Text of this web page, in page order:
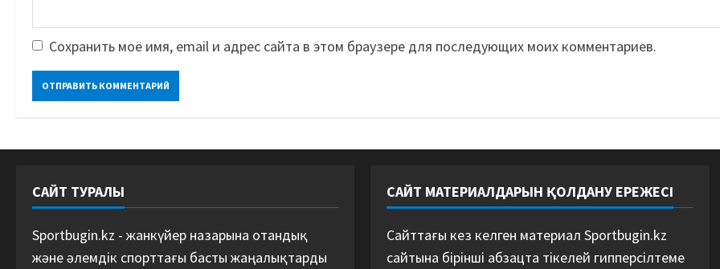
Сохранить моё имя, email и адрес сайта в этом браузере для последующих моих комментариев.
САЙТ ТУРАЛЫ
Sportbugin.kz - жанкүйер назарына отандық
және әлемдік спорттағы басты жаңалықтарды
САЙТ МАТЕРИАЛДАРЫН ҚОЛДАНУ ЕРЕЖЕСІ
Сайттағы кез келген материал Sportbugin.kz
сайтына бірінші абзацта тікелей гипперсілтеме